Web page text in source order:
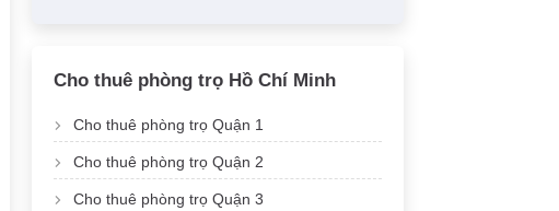
Cho thuê phòng trọ Hồ Chí Minh
Cho thuê phòng trọ Quận 1
Cho thuê phòng trọ Quận 2
Cho thuê phòng trọ Quận 3